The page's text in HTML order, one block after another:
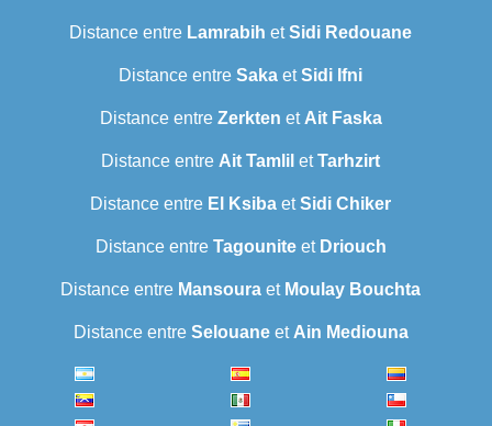
Distance entre Lamrabih etSidi Redouane
Distance entre Saka etSidi Ifni
Distance entre Zerkten et Ait Faska
Distance entre Ait Tamlil etTarhzirt
Distance entre El Ksiba etSidi Chiker
Distance entre Tagouniteet Driouch
Distance entre Mansoura et Moulay Bouchta
Distance entre Selouaneet Ain Mediouna